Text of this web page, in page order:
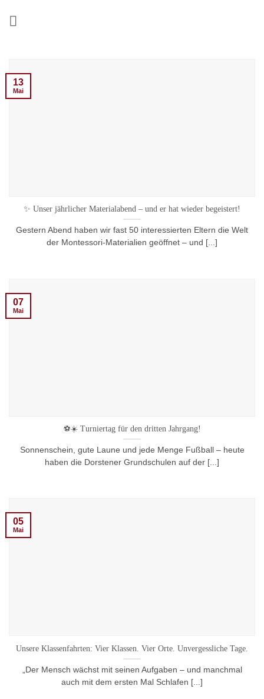
✨ Unser jährlicher Materialabend – und er hat wieder begeistert!
Gestern Abend haben wir fast 50 interessierten Eltern die Welt
der Montessori-Materialien geöffnet – und [...]
13
Mai
⚽☀️ Turniertag für den dritten Jahrgang!
Sonnenschein, gute Laune und jede Menge Fußball – heute
haben die Dorstener Grundschulen auf der [...]
07
Mai
Unsere Klassenfahrten: Vier Klassen. Vier Orte. Unvergessliche Tage.
„Der Mensch wächst mit seinen Aufgaben – und manchmal
auch mit dem ersten Mal Schlafen [...]
05
Mai